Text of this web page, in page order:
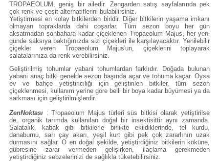
TROPAEOLUM, geniş bir ailedir. Zengarden satış sayfalarında pek
çok renk ve çeşit alternatiflerini bulabilirsiniz.
Yetiştirmesi en kolay bitkilerden biridir. Diğer bitkilerin yaşama imkanı
olmayan topraklarda dahi coşarlar. Tüm sezon boyu her gün
aksatmadan sonbahara kadar çiçeklenen Tropaeolum Majus, her yeni
günde saksıya baktığınızda sizi çiçekleri ile karşılayacaktır. Yenilebilir
çiçekler veren Tropaeolum Majus'un, çiçeklerini toplayarak
salatalarınıza da renk verebilirsiniz.
Geliştirilmiş tohumlar yabani tohumlardan farklıdır. Doğada bulunan
yabani anaç bitki genelde sezon başında açar ve tohuma kaçar. Oysa
ev ve bahçe yetiştiriciliği için geliştirilen bitkiler, tüm sezon
çiçeklenmesi, kullanım yerine göre belli bir boya kadar büyümesi ya da
sarkması için geliştirilmişlerdir.
ZenNoktası : Tropaeolum Majus türleri süs bitkisi olarak yetiştirilse
de, organik tarımda kullanılan doğal bir insektisittir aynı zamanda.
Salatalık, kabak gibi bitkilerle birlikte ekildiklerinde, tel kurdu,
danaburnu, sarı çay akarı, yeşil kurt gibi pek çok zararlının uzak
durmasını sağlar. O en doğal şekilde, yetiştirdiğiniz bitkilerin köküne,
gübresine zarar vermeden gelişirken, ilaçlama gerekmeden
yetiştirdiğiniz sebzelerinizi de sağlıkla tüketebilirsiniz.